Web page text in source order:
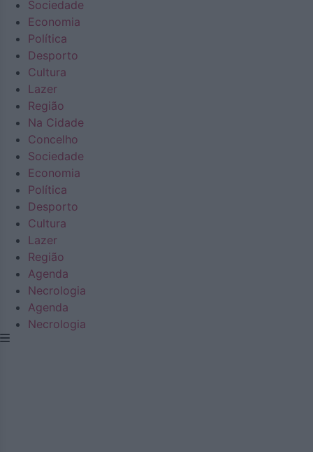
Sociedade
Economia
Política
Desporto
Cultura
Lazer
Região
Na Cidade
Concelho
Sociedade
Economia
Política
Desporto
Cultura
Lazer
Região
Agenda
Necrologia
Agenda
Necrologia